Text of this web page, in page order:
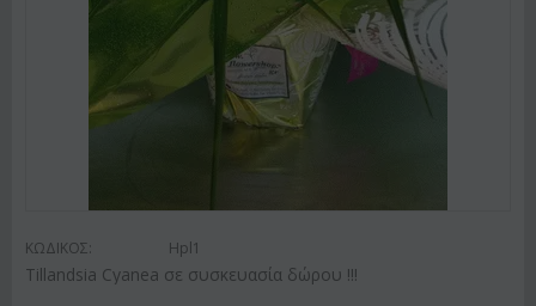
ΚΩΔΙΚΟΣ: Hpl1
Tillandsia Cyanea σε συσκευασία δώρου !!!